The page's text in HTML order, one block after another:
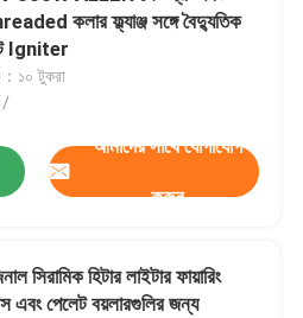
কলার ফ্ল্যাঞ্জ সঙ্গে বৈদ্যুতিক
Igniter
১০ টুকরা
/
আমাদের সাথে যোগাযোগ
করুন
সিরামিক হিটার লাইটার ফায়ারিং
এবং পেলেট বয়লারগুলির জন্য